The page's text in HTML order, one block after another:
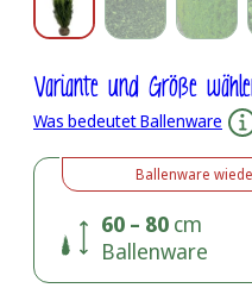
Variante und Größe
Was bedeutet Ballenware
Ballenware
60 – 80 cm
Ballenware